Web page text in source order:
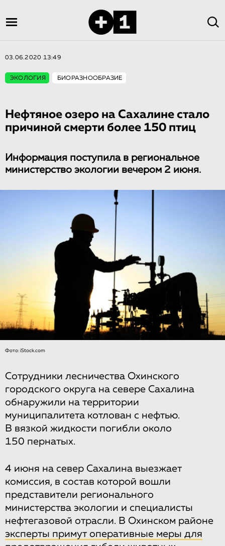
03.06.2020 13:49
ЭКОЛОГИЯ БИОРАЗНООБРАЗИЕ
Нефтяное озеро на Сахалине стало
причиной смерти более 150 птиц
Информация поступила в региональное
министерство экологии вечером 2 июня.
Фото: iStock.com
Сотрудники лесничества Охинского
городского округа на севере Сахалина
обнаружили на территории
муниципалитета котлован с нефтью.
В вязкой жидкости погибли около
150 пернатых.
4 июня на север Сахалина выезжает
комиссия, в состав которой вошли
представители регионального
министерства экологии и специалисты
нефтегазовой отрасли. В Охинском районе
эксперты примут оперативные меры для